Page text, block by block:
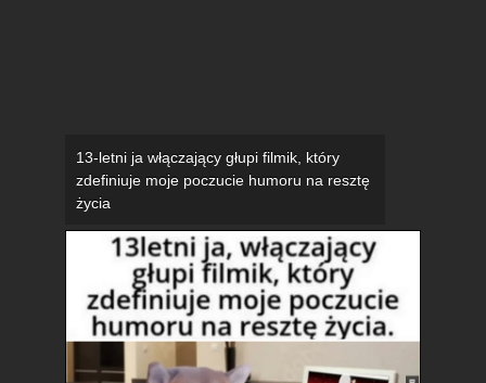
13-letni ja włączający głupi filmik, który
zdefiniuje moje poczucie humoru na resztę
życia